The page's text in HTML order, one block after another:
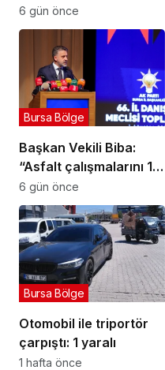
sucuğu ve yoğurduyla
fark oluşturdu
6 gün önce
Başkan Vekili Biba:
“Asfalt çalışmalarını 12
kat artırdık”
Bursa Bölge
6 gün önce
Otomobil ile triportör
çarpıştı: 1 yaralı
Bursa Bölge
1 hafta önce